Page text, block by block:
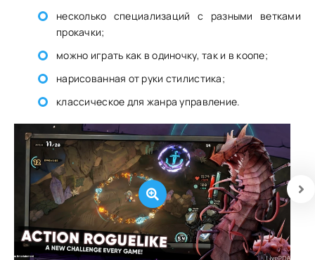
несколько специализаций с разными ветками
прокачки;
можно играть как в одиночку, так и в коопе;
нарисованная от руки стилистика;
классическое для жанра управление.